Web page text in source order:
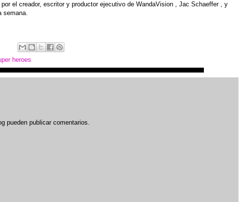
el creador, escritor y productor ejecutivo de WandaVision , Jac Schaeffer , y
semana.
heroes
pueden publicar comentarios.